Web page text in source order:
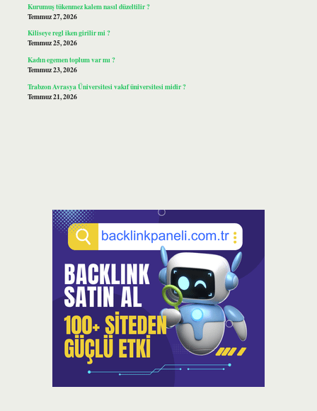
Kurumuş tükenmez kalem nasıl düzeltilir ?
Temmuz 27, 2026
Kiliseye regl iken girilir mi ?
Temmuz 25, 2026
Kadın egemen toplum var mı ?
Temmuz 23, 2026
Trabzon Avrasya Üniversitesi vakıf üniversitesi midir ?
Temmuz 21, 2026